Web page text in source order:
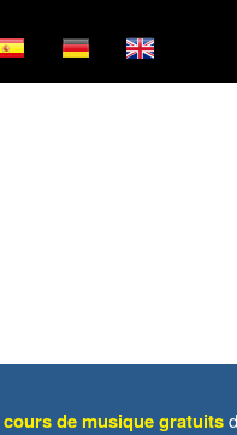
cours de musique gratuits